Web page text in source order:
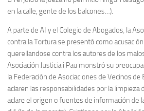
en la calle, gente de los balcones…).
A parte de AI y el Colegio de Abogados, la
contra la Tortura se presentó como
querellandose contra los autores de los
Asociación Justicia i Pau monstró su
la Federación de Asociaciones de Vecinos de
aclaren las responsabilidades por la limpieza
aclare el origen o fuentes de información de